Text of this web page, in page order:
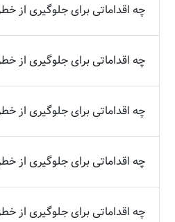
چه اقداماتی برای جلوگیری از
چه اقداماتی برای جلوگیری از
چه اقداماتی برای جلوگیری از
چه اقداماتی برای جلوگیری از
چه اقداماتی برای جلوگیری از